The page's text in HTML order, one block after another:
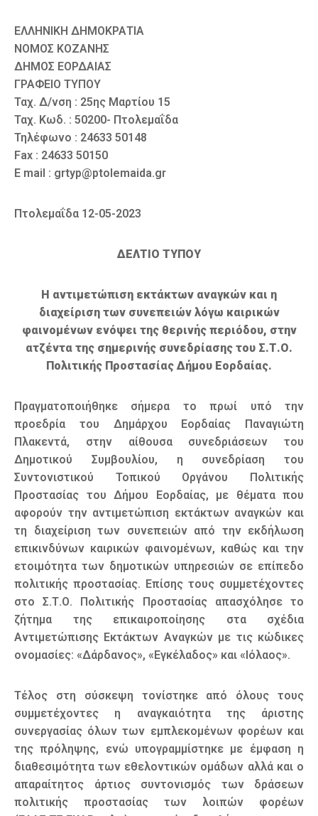
ΕΛΛΗΝΙΚΗ ΔΗΜΟΚΡΑΤΙΑ
ΝΟΜΟΣ ΚΟΖΑΝΗΣ
ΔΗΜΟΣ ΕΟΡΔΑΙΑΣ
ΓΡΑΦΕΙΟ ΤΥΠΟΥ
Ταχ. Δ/νση : 25ης Μαρτίου 15
Ταχ. Κωδ. : 50200- Πτολεμαΐδα
Τηλέφωνο : 24633 50148
Fax : 24633 50150
E mail : grtyp@ptolemaida.gr
Πτολεμαΐδα 12-05-2023
ΔΕΛΤΙΟ ΤΥΠΟΥ
Η αντιμετώπιση εκτάκτων αναγκών και η
διαχείριση των συνεπειών λόγω καιρικών
φαινομένων ενόψει της θερινής περιόδου, στην
ατζέντα της σημερινής συνεδρίασης του Σ.Τ.Ο.
Πολιτικής Προστασίας Δήμου Εορδαίας.
Πραγματοποιήθηκε σήμερα το πρωί υπό την
προεδρία του Δημάρχου Εορδαίας Παναγιώτη
Πλακεντά, στην αίθουσα συνεδριάσεων του
Δημοτικού Συμβουλίου, η συνεδρίαση του
Συντονιστικού Τοπικού Οργάνου Πολιτικής
Προστασίας του Δήμου Εορδαίας, με θέματα που
αφορούν την αντιμετώπιση εκτάκτων αναγκών και
τη διαχείριση των συνεπειών από την εκδήλωση
επικινδύνων καιρικών φαινομένων, καθώς και την
ετοιμότητα των δημοτικών υπηρεσιών σε επίπεδο
πολιτικής προστασίας. Επίσης τους συμμετέχοντες
στο Σ.Τ.Ο. Πολιτικής Προστασίας απασχόλησε το
ζήτημα της επικαιροποίησης στα σχέδια
Αντιμετώπισης Εκτάκτων Αναγκών με τις κώδικες
ονομασίες: «Δάρδανος», «Εγκέλαδος» και «Ιόλαος».
Τέλος στη σύσκεψη τονίστηκε από όλους τους
συμμετέχοντες η αναγκαιότητα της άριστης
συνεργασίας όλων των εμπλεκομένων φορέων και
της πρόληψης, ενώ υπογραμμίστηκε με έμφαση η
διαθεσιμότητα των εθελοντικών ομάδων αλλά και ο
απαραίτητος άρτιος συντονισμός των δράσεων
πολιτικής προστασίας των λοιπών φορέων